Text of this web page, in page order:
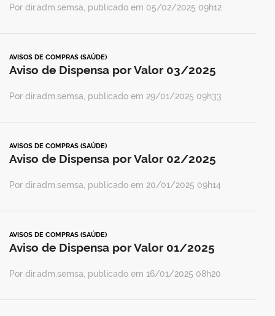
Por dir.adm.semsa, publicado em 05/02/2025 09h12
AVISOS DE COMPRAS (SAÚDE)
Aviso de Dispensa por Valor 03/2025
Por dir.adm.semsa, publicado em 29/01/2025 09h33
AVISOS DE COMPRAS (SAÚDE)
Aviso de Dispensa por Valor 02/2025
Por dir.adm.semsa, publicado em 20/01/2025 09h14
AVISOS DE COMPRAS (SAÚDE)
Aviso de Dispensa por Valor 01/2025
Por dir.adm.semsa, publicado em 16/01/2025 08h20